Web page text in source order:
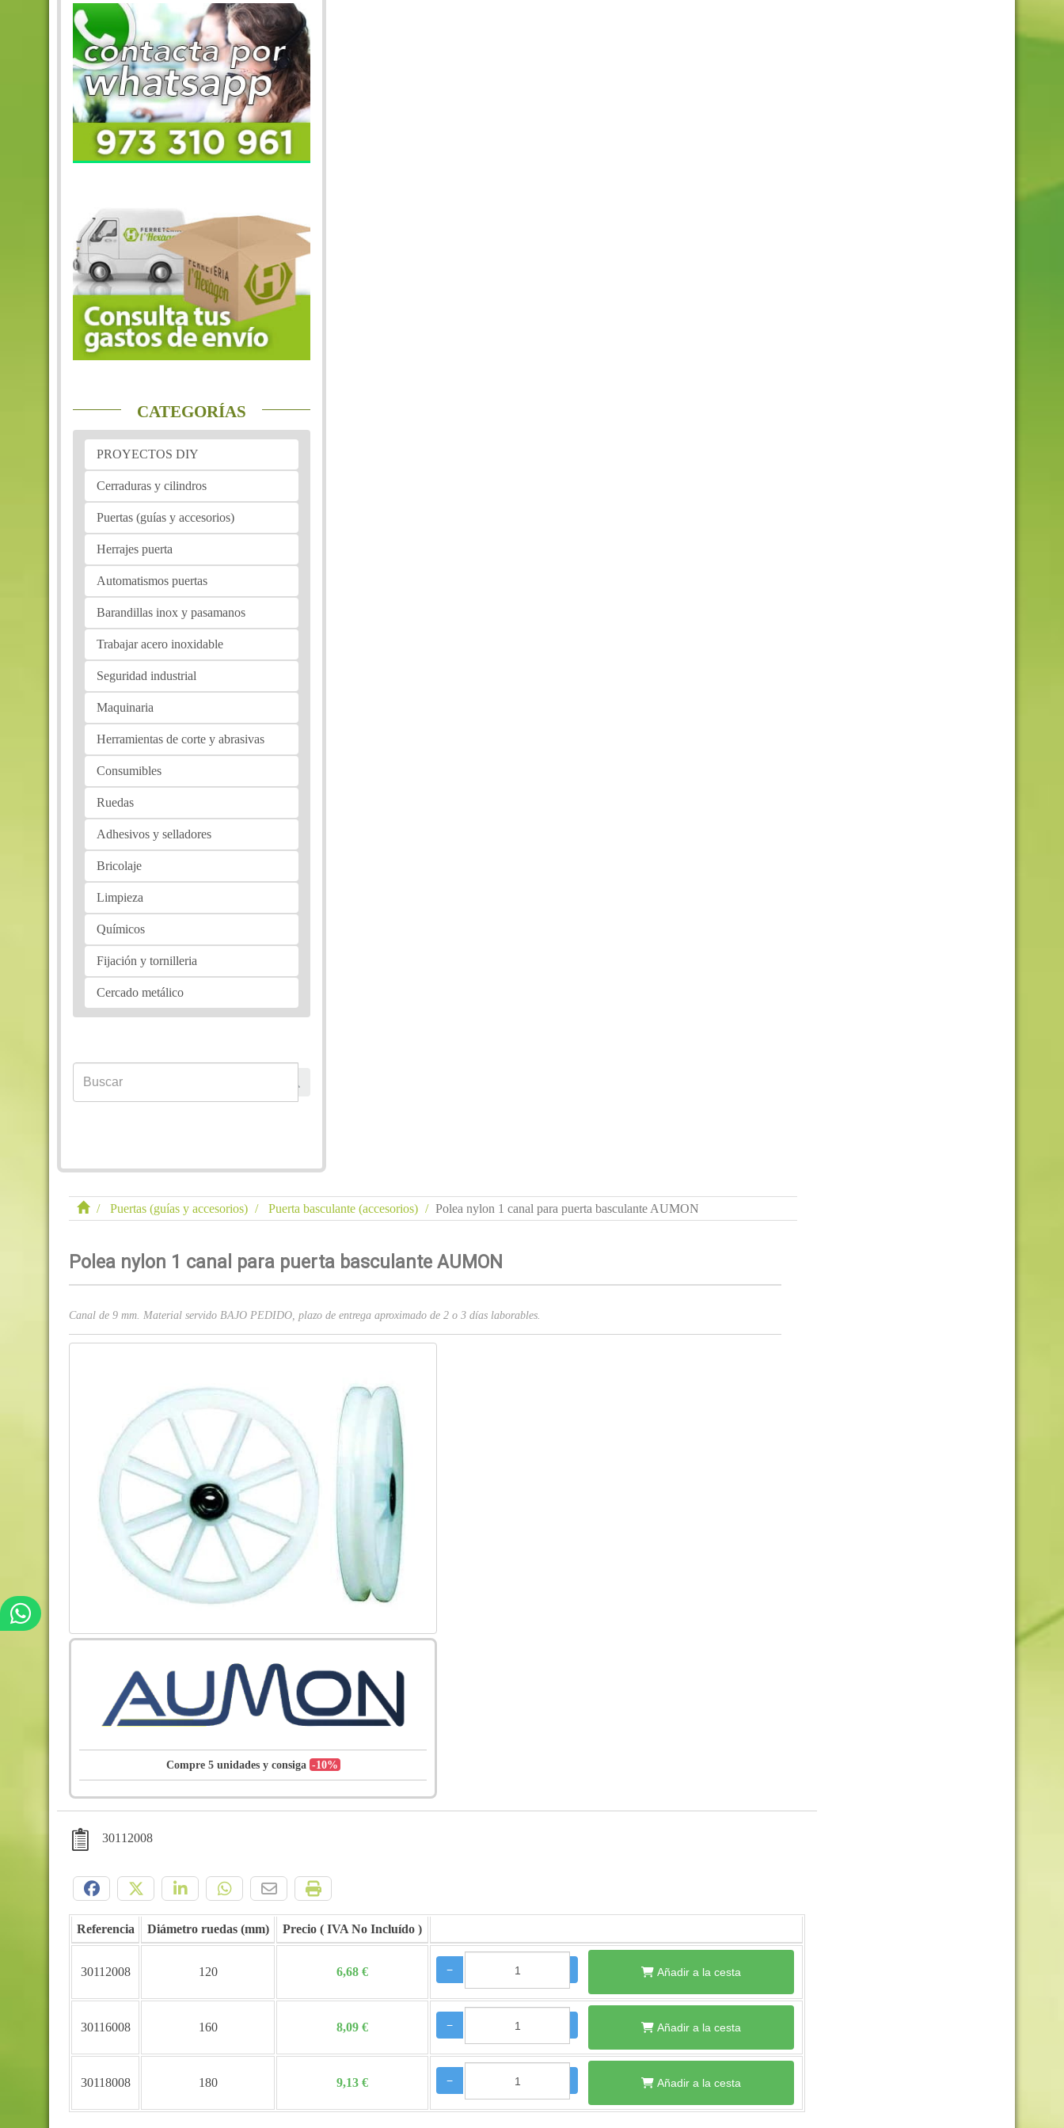
CATEGORÍAS
PROYECTOS DIY
Cerraduras y cilindros
Puertas (guías y accesorios)
Herrajes puerta
Automatismos puertas
Barandillas inox y pasamanos
Trabajar acero inoxidable
Seguridad industrial
Maquinaria
Herramientas de corte y abrasivas
Consumibles
Ruedas
Adhesivos y selladores
Bricolaje
Limpieza
Químicos
Fijación y tornilleria
Cercado metálico
Puertas (guías y accesorios) Puerta basculante (accesorios) Polea nylon 1 canal para puerta basculante AUMON
Polea nylon 1 canal para puerta basculante AUMON
Canal de 9 mm. Material servido BAJO PEDIDO, plazo de entrega aproximado de 2 o 3 días laborables.
Compre 5 unidades y consiga -10%
30112008
Referencia Diámetro ruedas (mm) Precio
30112008 120 6,68 € − Añadir a la cesta
30116008 160 8,09 € − Añadir a la cesta
30118008 180 9,13 € − Añadir a la cesta